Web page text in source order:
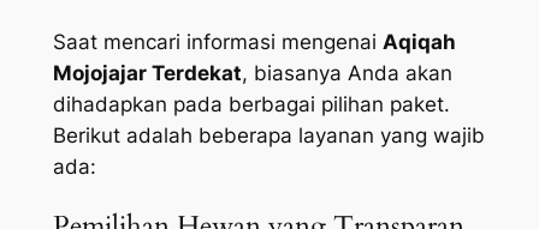
Saat mencari informasi mengenai Aqiqah
Mojojajar Terdekat, biasanya Anda akan
dihadapkan pada berbagai pilihan paket.
Berikut adalah beberapa layanan yang wajib
ada: